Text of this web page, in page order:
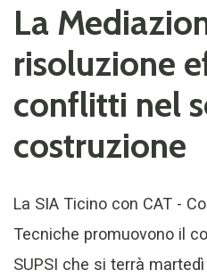
La
risoluzione
conflitti nel
costruzione
La SIA Ticino con CAT -
Tecniche promuovono il
SUPSI che si terrà